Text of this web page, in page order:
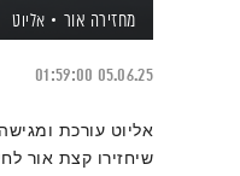
מחזירה אור אליוט
05.06.25
01:59:00
אליוט עורכת
שיחזירו קצת אור